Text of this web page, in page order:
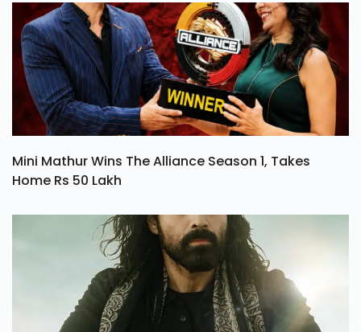
Mini Mathur Wins The Alliance Season 1, Takes
Home Rs 50 Lakh